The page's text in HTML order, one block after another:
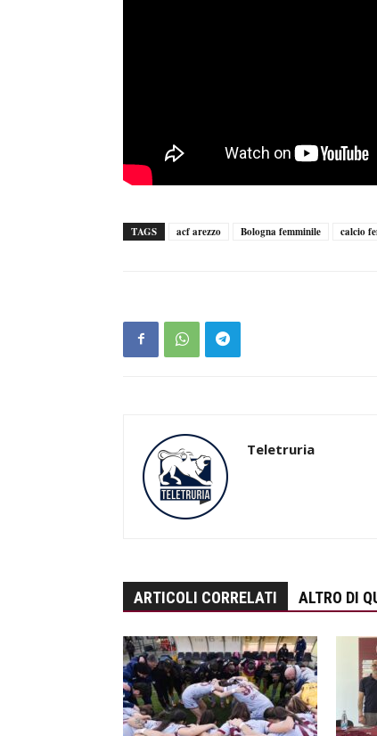
TAGS acf arezzo Bologna femminile calcio
Teletruria
ARTICOLI CORRELATI ALTRO DI